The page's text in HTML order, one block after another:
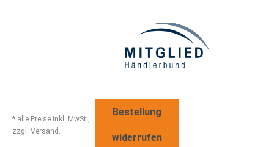
* alle Preise inkl. MwSt.,
zzgl. Versand.
Bestellung
widerrufen